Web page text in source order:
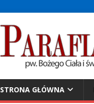
STRONA GŁÓWNA